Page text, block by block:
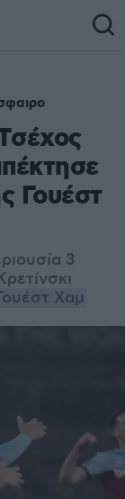
Γουέστ
3
Χαμ